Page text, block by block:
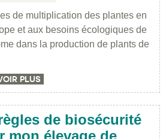
de multiplication des plantes en
et aux besoins écologiques de
dans la production de plants de
PLUS
de biosécurité
mon élevage de